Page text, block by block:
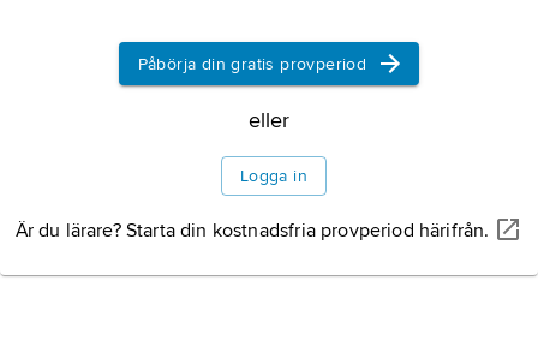
Påbörja din gratis provperiod
eller
Logga in
Är du lärare? Starta din kostnadsfria provperiod härifrån.